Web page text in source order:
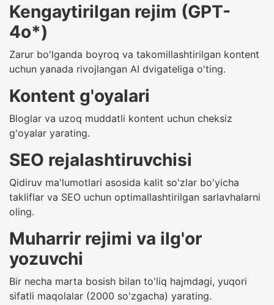
Kengaytirilgan rejim (GPT-
4o*)
Zarur bo'lganda boyroq va takomillashtirilgan kontent
uchun yanada rivojlangan AI dvigateliga o'ting.
Kontent g'oyalari
Bloglar va uzoq muddatli kontent uchun cheksiz
g'oyalar yarating.
SEO rejalashtiruvchisi
Qidiruv ma'lumotlari asosida kalit so'zlar bo'yicha
takliflar va SEO uchun optimallashtirilgan sarlavhalarni
oling.
Muharrir rejimi va ilg'or
yozuvchi
Bir necha marta bosish bilan to'liq hajmdagi, yuqori
sifatli maqolalar (2000 so'zgacha) yarating.